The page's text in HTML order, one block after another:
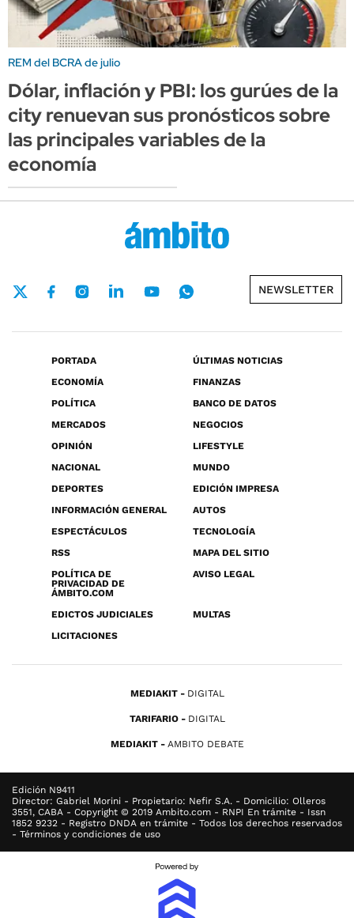
REM del BCRA de julio
Dólar, inflación y PBI: los gurúes de la
city renuevan sus pronósticos sobre
las principales variables de la
economía
NEWSLETTER
PORTADA
ÚLTIMAS NOTICIAS
ECONOMÍA
FINANZAS
POLÍTICA
BANCO DE DATOS
MERCADOS
NEGOCIOS
OPINIÓN
LIFESTYLE
NACIONAL
MUNDO
DEPORTES
EDICIÓN IMPRESA
INFORMACIÓN GENERAL
AUTOS
ESPECTÁCULOS
TECNOLOGÍA
RSS
MAPA DEL SITIO
POLÍTICA DE
PRIVACIDAD DE
ÁMBITO.COM
AVISO LEGAL
EDICTOS JUDICIALES
MULTAS
LICITACIONES
MEDIAKIT DIGITAL
TARIFARIO DIGITAL
MEDIAKIT AMBITO DEBATE
Edición N9411
Director: Gabriel Morini - Propietario: Nefir S.A. - Domicilio: Olleros
3551, CABA - Copyright © 2019 Ambito.com - RNPI En trámite - Issn
1852 9232 - Registro DNDA en trámite - Todos los derechos reservados
- Términos y condiciones de uso